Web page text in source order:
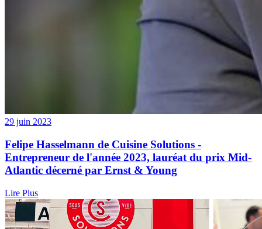
29 juin 2023
Felipe Hasselmann de Cuisine Solutions -
Entrepreneur de l'année 2023, lauréat du prix Mid-
Atlantic décerné par Ernst & Young
Lire Plus